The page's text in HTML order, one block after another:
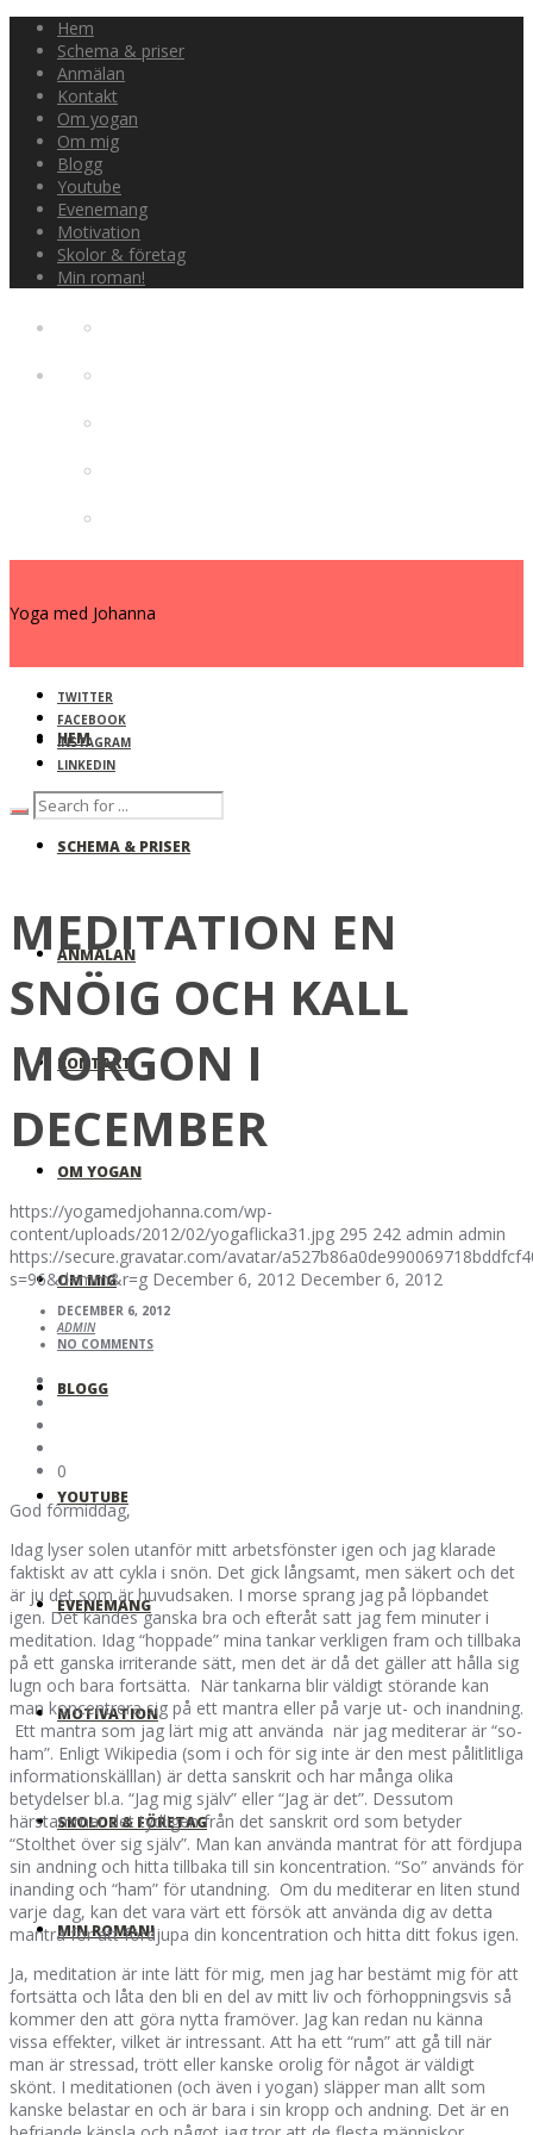
Hem
Schema & priser
Anmälan
Kontakt
Om yogan
Om mig
Blogg
Youtube
Evenemang
Motivation
Skolor & företag
Min roman!
Yoga med Johanna
HEM
SCHEMA & PRISER
ANMÄLAN
KONTAKT
OM YOGAN
OM MIG
BLOGG
YOUTUBE
EVENEMANG
MOTIVATION
SKOLOR & FÖRETAG
MIN ROMAN!
TWITTER
FACEBOOK
INSTAGRAM
LINKEDIN
MEDITATION EN
SNÖIG OCH KALL
MORGON I
DECEMBER
https://yogamedjohanna.com/wp-
content/uploads/2012/02/yogaflicka31.jpg 295 242 admin admin
https://secure.gravatar.com/avatar/
s=96&d=mm&r=g December 6, 2012 December 6, 2012
DECEMBER 6, 2012
ADMIN
NO COMMENTS
0
God förmiddag,
Idag lyser solen utanför mitt arbetsfönster igen och jag klarade
faktiskt av att cykla i snön. Det gick långsamt, men säkert och det
är ju det som är huvudsaken. I morse sprang jag på löpbandet
igen. Det kändes ganska bra och efteråt satt jag fem minuter i
meditation. Idag “hoppade” mina tankar verkligen fram och tillbaka
på ett ganska irriterande sätt, men det är då det gäller att hålla sig
lugn och bara fortsätta. När tankarna blir väldigt störande kan
man koncentrera sig på ett mantra eller på varje ut- och inandning.
Ett mantra som jag lärt mig att använda när jag mediterar är “so-
ham”. Enligt Wikipedia (som i och för sig inte är den mest pålitlitliga
informationskälllan) är detta sanskrit och har många olika
betydelser bl.a. “Jag mig själv” eller “Jag är det”. Dessutom
härstammar det tydligen från det sanskrit ord som betyder
“Stolthet över sig själv”. Man kan använda mantrat för att fördjupa
sin andning och hitta tillbaka till sin koncentration. “So” används för
inanding och “ham” för utandning. Om du mediterar en liten stund
varje dag, kan det vara värt ett försök att använda dig av detta
mantra för att fördjupa din koncentration och hitta ditt fokus igen.
Ja, meditation är inte lätt för mig, men jag har bestämt mig för att
fortsätta och låta den bli en del av mitt liv och förhoppningsvis så
kommer den att göra nytta framöver. Jag kan redan nu känna
vissa effekter, vilket är intressant. Att ha ett “rum” att gå till när
man är stressad, trött eller kanske orolig för något är väldigt
skönt. I meditationen (och även i yogan) släpper man allt som
kanske belastar en och är bara i sin kropp och andning. Det är en